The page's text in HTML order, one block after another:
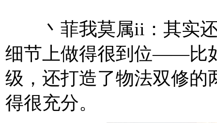
丶菲我莫属ii：其实还
细节上做得很到位——比
级，还打造了物法双修的
得很充分。